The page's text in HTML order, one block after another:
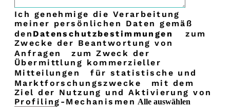
Ich genehmige die Verarbeitung
meiner persönlichen Daten gemäß
den Datenschutzbestimmungen
zum
Zwecke der Beantwortung von
Anfragen
zum Zweck der
Übermittlung kommerzieller
Mitteilungen
für statistische und
Marktforschungszwecke
mit dem
Ziel der Nutzung und Aktivierung von
Profiling-Mechanismen Alle auswählen